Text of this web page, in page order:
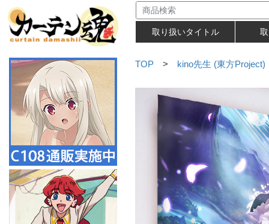
取り扱いタイトル
TOP > kino先生 (東方Project)